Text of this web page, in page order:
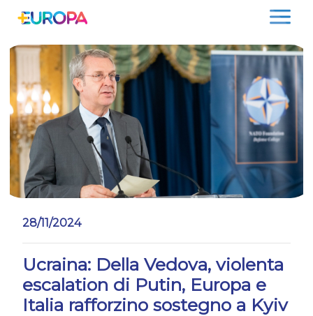
28/11/2024
Ucraina: Della Vedova, violenta
escalation di Putin, Europa e
Italia rafforzino sostegno a Kyiv